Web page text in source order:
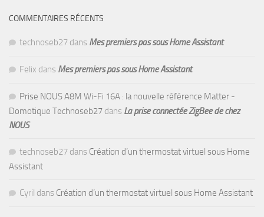
COMMENTAIRES RÉCENTS
technoseb27 dans Mes premiers pas sous Home Assistant
Felix dans Mes premiers pas sous Home Assistant
Prise NOUS A8M Wi-Fi 16A : la nouvelle référence Matter -
Domotique Technoseb27 dans La prise connectée ZigBee de chez
NOUS
technoseb27 dans Création d’un thermostat virtuel sous Home
Assistant
Cyril dans Création d’un thermostat virtuel sous Home Assistant